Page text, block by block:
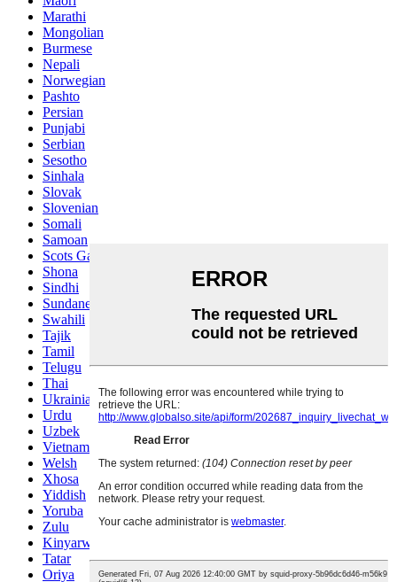
Marathi
Mongolian
Burmese
Nepali
Norwegian
Pashto
Persian
Punjabi
Serbian
Sesotho
Sinhala
Slovak
Slovenian
Somali
Samoan
Scots Gaelic
Shona
Sindhi
Sundanese
Swahili
Tajik
Tamil
Telugu
Thai
Ukrainian
Urdu
Uzbek
Vietnamese
Welsh
Xhosa
Yiddish
Yoruba
Zulu
Kinyarwanda
Tatar
Oriya